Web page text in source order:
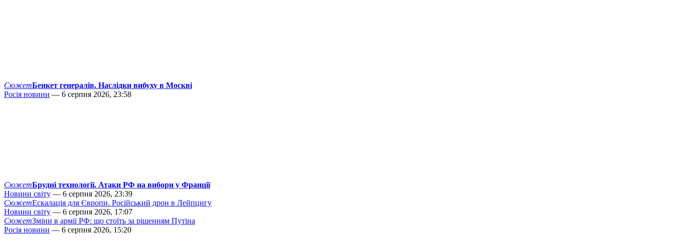
СюжетБенкет генералів. Наслідки вибуху в Москві
Росія новини — 6 серпня 2026, 23:58
СюжетБрудні технології. Атаки РФ на вибори у Франції
Новини світу — 6 серпня 2026, 23:39
СюжетЕскалація для Європи. Російський дрон в Лейпцигу
Новини світу — 6 серпня 2026, 17:07
СюжетЗміни в армії РФ: що стоїть за рішенням Путіна
Росія новини — 6 серпня 2026, 15:20